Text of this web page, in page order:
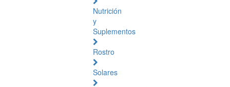
Nutrición
y
Suplementos
Rostro
Solares